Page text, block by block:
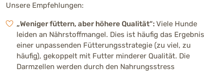
Unsere Empfehlungen:
„Weniger füttern, aber höhere Qualität“:Viele Hunde
leiden an Nährstoffmangel. Dies ist häufig das Ergebnis
einer unpassenden Fütterungsstrategie (zu viel, zu
häufig), gekoppelt mit Futter minderer Qualität. Die
Darmzellen werden durch den Nahrungsstress